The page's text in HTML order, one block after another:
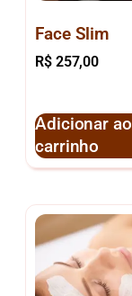
Face Slim
R$257,00
Adicionar ao
carrinho